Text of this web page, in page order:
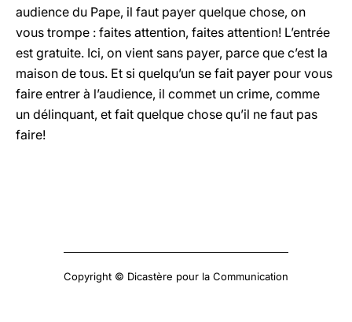
audience du Pape, il faut payer quelque chose, on
vous trompe : faites attention, faites attention! L’entrée
est gratuite. Ici, on vient sans payer, parce que c’est la
maison de tous. Et si quelqu’un se fait payer pour vous
faire entrer à l’audience, il commet un crime, comme
un délinquant, et fait quelque chose qu’il ne faut pas
faire!
Copyright © Dicastère pour la Communication